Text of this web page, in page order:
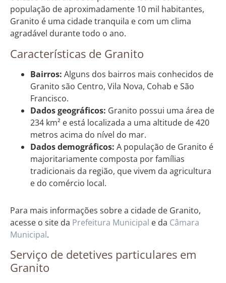
população de aproximadamente 10 mil habitantes,
Granito é uma cidade tranquila e com um clima
agradável durante todo o ano.
Características de Granito
Bairros: Alguns dos bairros mais conhecidos de
Granito são Centro, Vila Nova, Cohab e São
Francisco.
Dados geográficos: Granito possui uma área de
234 km² e está localizada a uma altitude de 420
metros acima do nível do mar.
Dados demográficos: A população de Granito é
majoritariamente composta por famílias
tradicionais da região, que vivem da agricultura
e do comércio local.
Para mais informações sobre a cidade de Granito,
acesse o site da Prefeitura Municipal e da Câmara
Municipal.
Serviço de detetives particulares em
Granito